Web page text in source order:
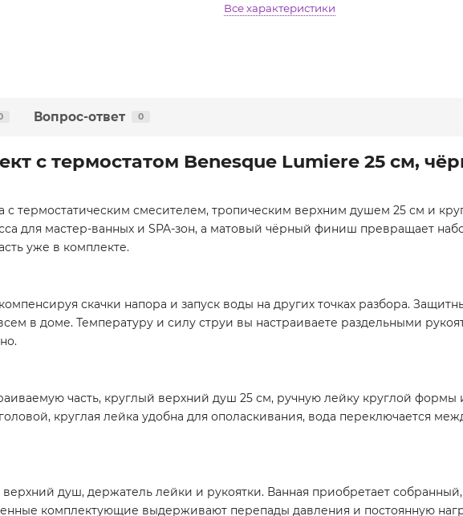
Все характеристики
Вопрос-ответ 0
с термостатом Benesque Lumiere 25 см,
термостатическим смесителем, тропическим верхним душем 25 см и
для мастер-ванных и SPA-зон, а матовый чёрный финиш превращает
уже в комплекте.
скачки напора и запуск воды на других точках разбора.
в доме. Температуру и силу струи вы настраиваете раздельными
часть, круглый верхний душ 25 см, ручную лейку круглой формы
круглая лейка удобна для ополаскивания, вода переключается
душ, держатель лейки и рукоятки. Ванная приобретает собранный,
комплектующие выдерживают перепады давления и постоянную